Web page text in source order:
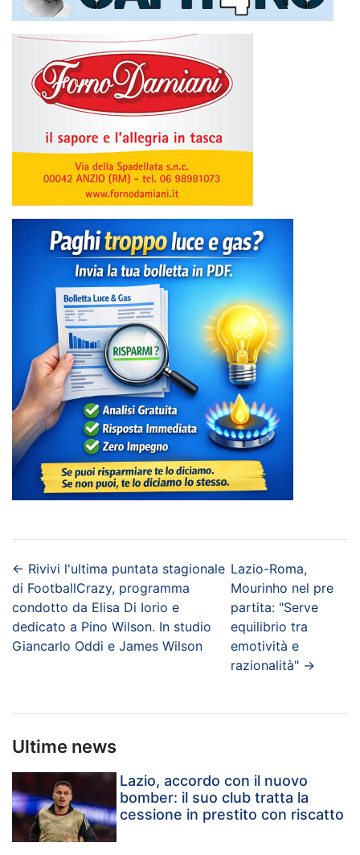
← Rivivi l'ultima puntata stagionale
di FootballCrazy, programma
condotto da Elisa Di Iorio e
dedicato a Pino Wilson. In studio
Giancarlo Oddi e James Wilson
Lazio-Roma,
Mourinho nel pre
partita: "Serve
equilibrio tra
emotività e
razionalità" →
Ultime news
Lazio, accordo con il nuovo
bomber: il suo club tratta la
cessione in prestito con riscatto